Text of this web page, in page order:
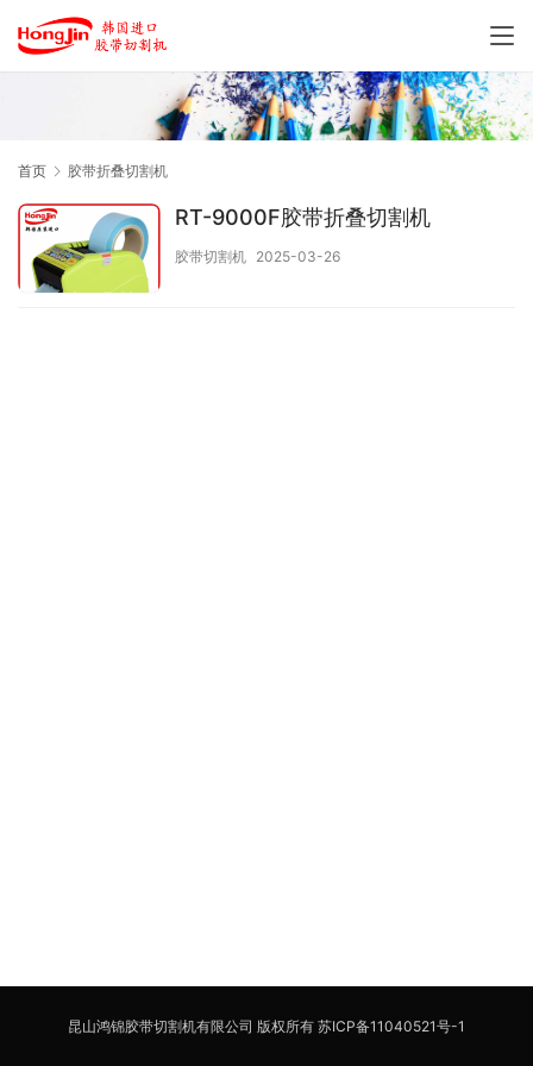
首页 胶带折叠切割机
RT-9000F胶带折叠切割机
胶带切割机 2025-03-26
昆山鸿锦胶带切割机有限公司 版权所有 苏ICP备11040521号-1